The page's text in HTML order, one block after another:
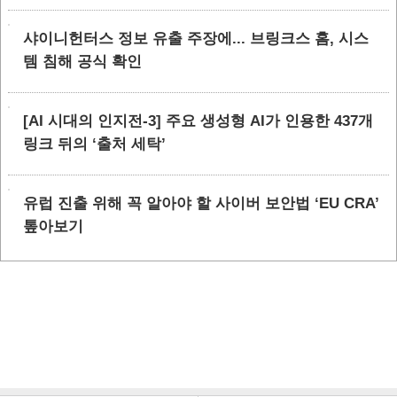
샤이니헌터스 정보 유출 주장에... 브링크스 홈, 시스
템 침해 공식 확인
[AI 시대의 인지전-3] 주요 생성형 AI가 인용한 437개
링크 뒤의 ‘출처 세탁’
유럽 진출 위해 꼭 알아야 할 사이버 보안법 ‘EU CRA’
톺아보기